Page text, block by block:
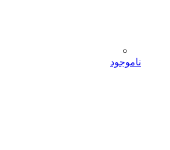
ناموجود